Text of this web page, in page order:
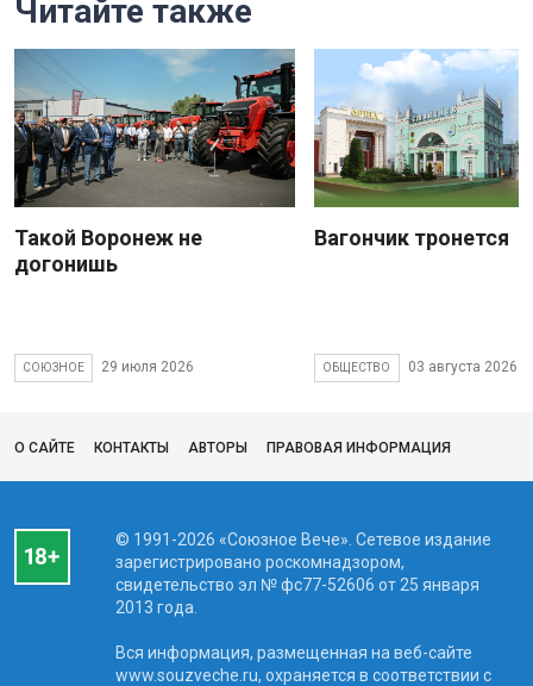
Читайте также
Такой Воронеж не
догонишь
СОЮЗНОЕ 29 июля 2026
Вагончик тронется
ОБЩЕСТВО 03 августа 2026
О САЙТЕ КОНТАКТЫ АВТОРЫ ПРАВОВАЯ ИНФОРМАЦИЯ
© 1991-2026 «Союзное Вече». Сетевое издание
зарегистрировано роскомнадзором,
свидетельство эл № фc77-52606 от 25 января
2013 года.
Вся информация, размещенная на веб-сайте
www.souzveche.ru, охраняется в соответствии с